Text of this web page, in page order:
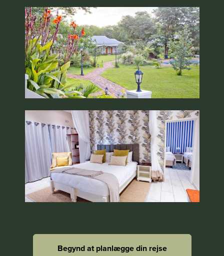
Begynd at planlægge din rejse